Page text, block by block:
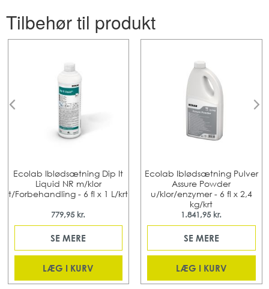
Tilbehør til produkt
Ecolab Iblødsætning Dip It
Liquid NR m/klor
t/Forbehandling - 6 fl x 1 L/krt
779,95 kr.
SE MERE
LÆG I KURV
Ecolab Iblødsætning Pulver
Assure Powder
u/klor/enzymer - 6 fl x 2,4
kg/krt
1.841,95 kr.
SE MERE
LÆG I KURV